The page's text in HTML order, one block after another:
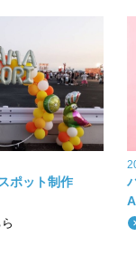
ポット制作